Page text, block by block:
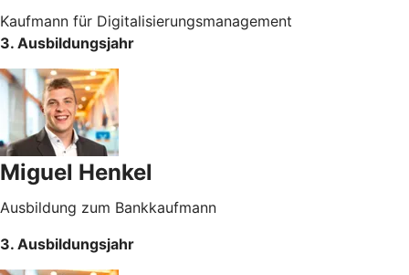
Kaufmann für Digitalisierungsmanagement
3. Ausbildungsjahr
Miguel Henkel
Ausbildung zum Bankkaufmann
3. Ausbildungsjahr